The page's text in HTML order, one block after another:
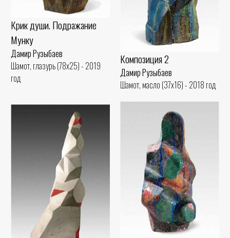
Крик души. Подражание
Мунку
Дамир Рузыбаев
Шамот, глазурь (78x25) - 2019
год
Композиция 2
Дамир Рузыбаев
Шамот, масло (37x16) - 2018 год